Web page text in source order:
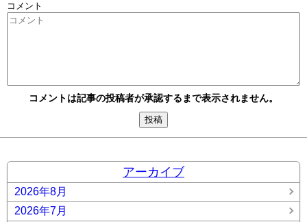
コメント
コメントは記事の投稿者が承認するまで表示されません。
アーカイブ
2026年8月
2026年7月